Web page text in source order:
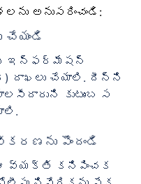
అనుసరించండి:
ఇన్ఫర్మేషన్
దాఖలు చేయాలి. దీన్ని
కుటుంబ స
పొందండి
కనిపించక